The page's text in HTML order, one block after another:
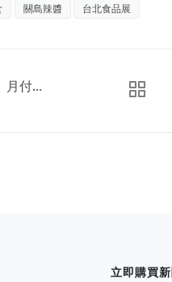
關島辣醬 台北食品展
月付...
立即購買